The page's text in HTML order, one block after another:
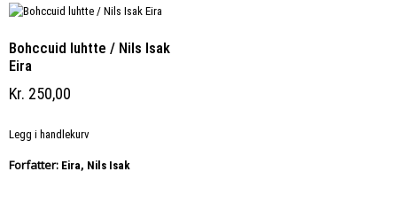
Bohccuid luhtte / Nils Isak
Eira
Kr 250,00
Legg i handlekurv
Forfatter: Eira, Nils Isak